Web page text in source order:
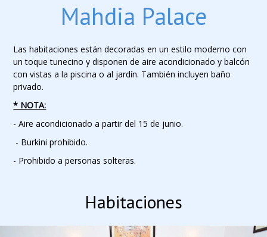
Mahdia Palace
Las habitaciones están decoradas en un estilo moderno con
un toque tunecino y disponen de aire acondicionado y balcón
con vistas a la piscina o al jardín. También incluyen baño
privado.
* NOTA:
- Aire acondicionado a partir del 15 de junio.
- Burkini prohibido.
- Prohibido a personas solteras.
Habitaciones